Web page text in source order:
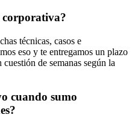
corporativa?
técnicas, casos e
eso y te entregamos un plazo
de semanas según la
cuando sumo